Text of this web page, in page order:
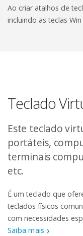
Ao criar atalhos de
incluindo as teclas
Teclado
Este teclado
portáteis,
terminais
etc.
É um teclado que
teclados físicos
com necessidades
Saiba mais